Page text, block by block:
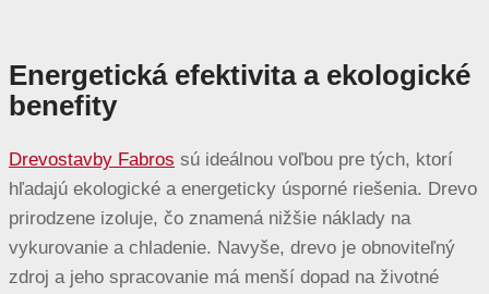
Energetická efektivita a ekologické
benefity
Drevostavby Fabros sú ideálnou voľbou pre tých, ktorí
hľadajú ekologické a energeticky úsporné riešenia. Drevo
prirodzene izoluje, čo znamená nižšie náklady na
vykurovanie a chladenie. Navyše, drevo je obnoviteľný
zdroj a jeho spracovanie má menší dopad na životné